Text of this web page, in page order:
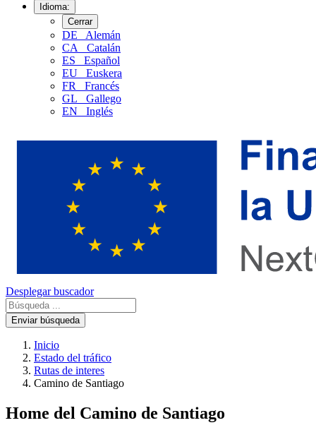
Idioma:
Cerrar
DE
Alemán
CA
Catalán
ES
Español
EU
Euskera
FR
Francés
GL
Gallego
EN
Inglés
Desplegar buscador
Enviar búsqueda
Inicio
Estado del tráfico
Rutas de interes
Camino de Santiago
Home del Camino de Santiago